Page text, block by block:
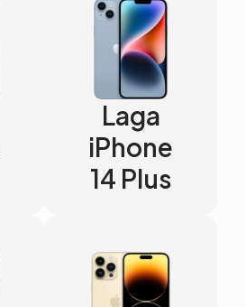
Laga
iPhone
14 Plus